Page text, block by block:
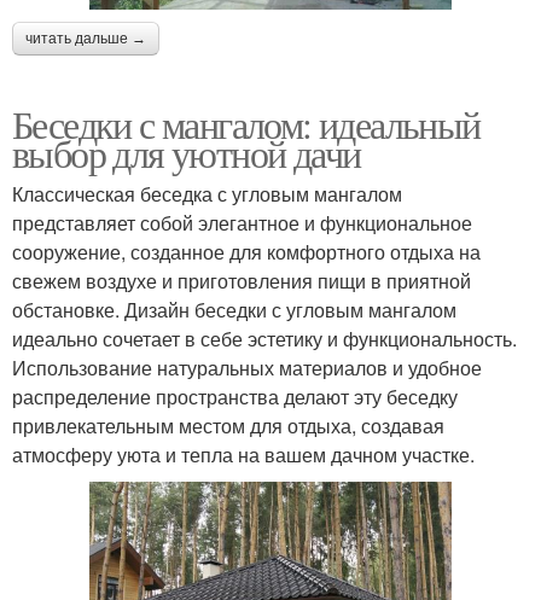
читать дальше →
Беседки с мангалом: идеальный
выбор для уютной дачи
Классическая беседка с угловым мангалом
представляет собой элегантное и функциональное
сооружение, созданное для комфортного отдыха на
свежем воздухе и приготовления пищи в приятной
обстановке. Дизайн беседки с угловым мангалом
идеально сочетает в себе эстетику и функциональность.
Использование натуральных материалов и удобное
распределение пространства делают эту беседку
привлекательным местом для отдыха, создавая
атмосферу уюта и тепла на вашем дачном участке.